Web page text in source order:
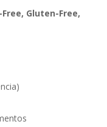
Gluten-Free,